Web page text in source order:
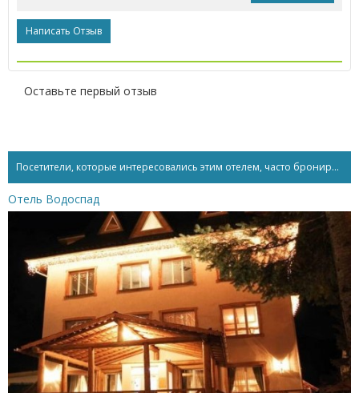
Написать Отзыв
Оставьте первый отзыв
Посетители, которые интересовались этим отелем, часто бронируют...
Отель Водоспад